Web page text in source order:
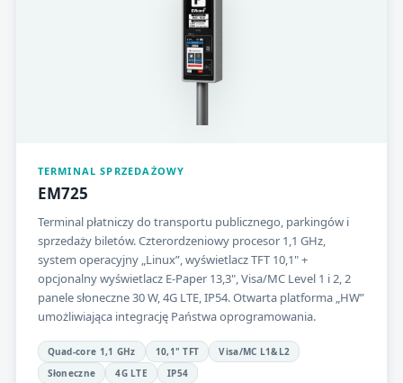
TERMINAL SPRZEDAŻOWY
EM725
Terminal płatniczy do transportu publicznego, parkingów i
sprzedaży biletów. Czterordzeniowy procesor 1,1 GHz,
system operacyjny „Linux”, wyświetlacz TFT 10,1" +
opcjonalny wyświetlacz E-Paper 13,3", Visa/MC Level 1 i 2, 2
panele słoneczne 30 W, 4G LTE, IP54. Otwarta platforma „HW”
umożliwiająca integrację Państwa oprogramowania.
Quad-core 1,1 GHz 10,1" TFT
Visa/MC L1&L2
Słoneczne
4G LTE IP54